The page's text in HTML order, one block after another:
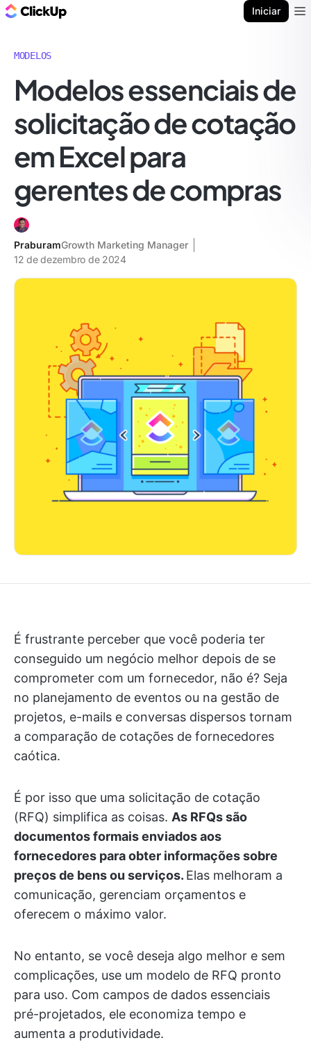
Iniciar
MODELOS
Modelos essenciais de
solicitação de cotação
em Excel para
gerentes de compras
PraburamGrowth Marketing Manager
12 de dezembro de 2024
É frustrante perceber que você poderia ter
conseguido um negócio melhor depois de se
comprometer com um fornecedor, não é? Seja
no planejamento de eventos ou na gestão de
projetos, e-mails e conversas dispersos tornam
a comparação de cotações de fornecedores
caótica.
É por isso que uma solicitação de cotação
(RFQ) simplifica as coisas. As RFQs são
documentos formais enviados aos
fornecedores para obter informações sobre
preços de bens ou serviços. Elas melhoram a
comunicação, gerenciam orçamentos e
oferecem o máximo valor.
No entanto, se você deseja algo melhor e sem
complicações, use um modelo de RFQ pronto
para uso. Com campos de dados essenciais
pré-projetados, ele economiza tempo e
aumenta a produtividade.